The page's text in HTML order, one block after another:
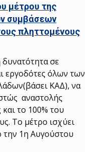
μέτρου της
συμβάσεων
πληττομένους
δυνατότητα σε
εργοδότες όλων των
ΚΑΔ), να
αναστολής
το 100% του
Το μέτρο ισχύει
την 1η Αυγούστου